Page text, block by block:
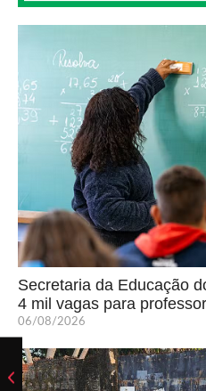
Secretaria da Educação
4 mil vagas para
06/08/2026